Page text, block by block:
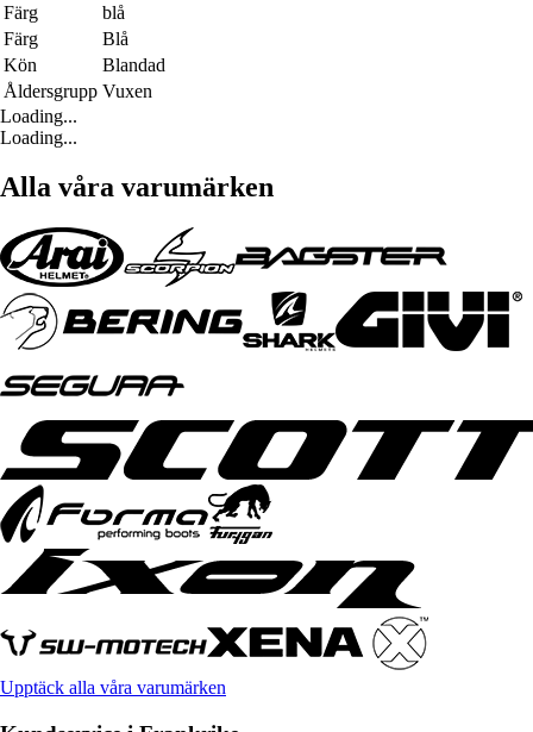
Färg
blå
Färg
Blå
Kön
Blandad
Åldersgrupp Vuxen
Loading...
Loading...
Alla våra varumärken
Upptäck alla våra varumärken